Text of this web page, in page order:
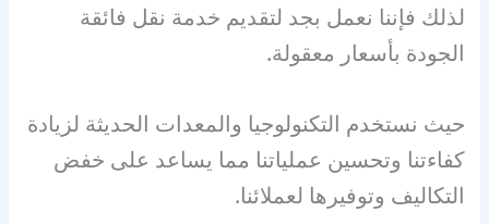
لذلك فإننا نعمل بجد لتقديم خدمة نقل فائقة
الجودة بأسعار معقولة.
حيث نستخدم التكنولوجيا والمعدات الحديثة لزيادة
كفاءتنا وتحسين عملياتنا مما يساعد على خفض
التكاليف وتوفيرها لعملائنا.